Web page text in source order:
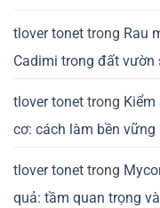
tlover tonet trong Rau
Cadimi trong đất vườn
tlover tonet trong
cơ: cách làm bền
tlover tonet trong
quả: tầm quan trọng